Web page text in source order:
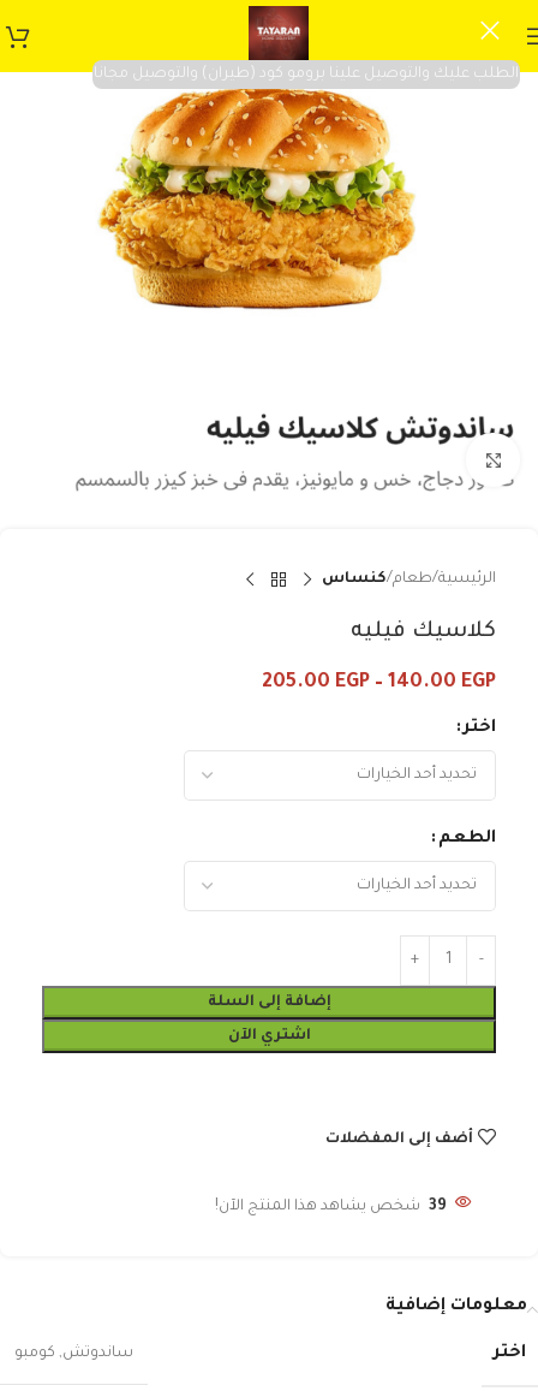
الطلب عليك والتوصيل علينا برومو كود (طيران) والتوصيل مجانا
الرئيسية طعام كنساس
كلاسيك فيليه
140.00 EGP
–
205.00 EGP
اختر
الطعم
إضافة إلى السلة
اشتري الآن
أضف إلى المفضلات
39 شخص يشاهد هذا المنتج الآن!
معلومات إضافية
اختر ساندوتش, كومبو